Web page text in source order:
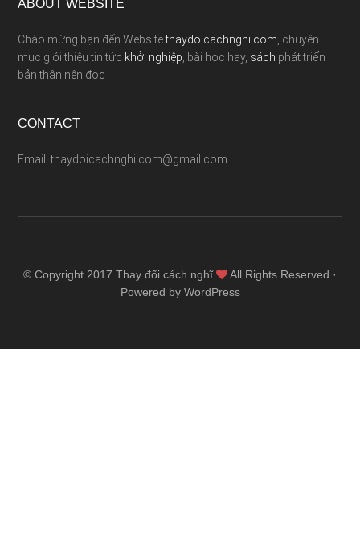
ABOUT WEBSITE
Chào mừng bạn đến Websitethaydoicachnghi.com , chuyên
mục giới thiệu tin tức khởi nghiệp , bài học hay, sách phát triển
bản thân nên đọc
CONTACT
Email: thaydoicachnghi.com@gmail.com
© Copyright 2017 Thay đổi cách nghĩ
All Rights Reserved ·
Powered by WordPress